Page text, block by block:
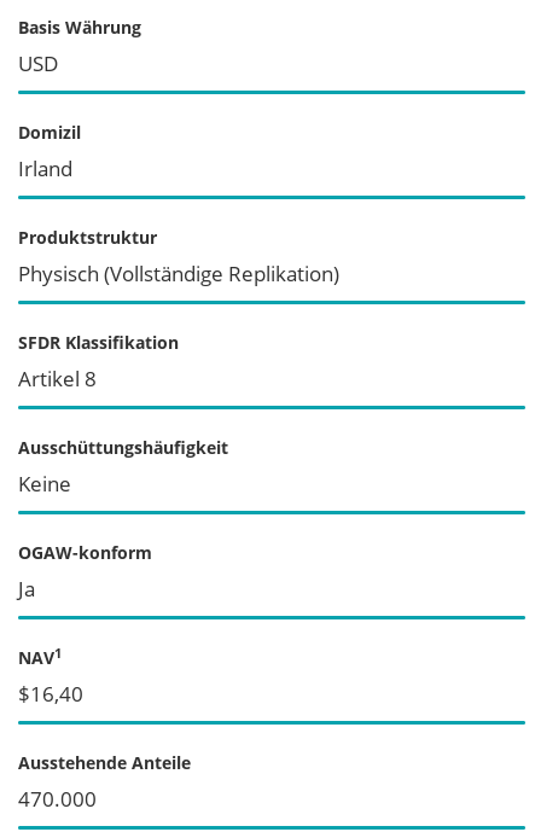
Basis Währung
USD
Domizil
Irland
Produktstruktur
Physisch (Vollständige Replikation)
SFDR Klassifikation
Artikel 8
Ausschüttungshäufigkeit
Keine
OGAW-konform
Ja
NAV1
$16,40
Ausstehende Anteile
470.000